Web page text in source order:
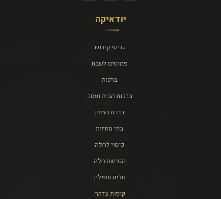
יודאיקה
גביעי קידוש
פמוטים לשבת
ברכות
ברכות הבית ועסק
ברכת המזון
בתי מזוזות
כיסוי לחלה
הפרשת חלה
טלית תפילין
קופות צדקה